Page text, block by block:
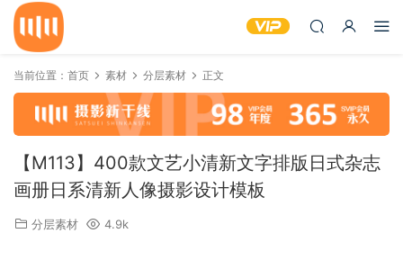
当前位置： 首页 素材 分层素材 正文
【M113】400款文艺小清新文字排版日式杂志
画册日系清新人像摄影设计模板
分层素材 4.9k